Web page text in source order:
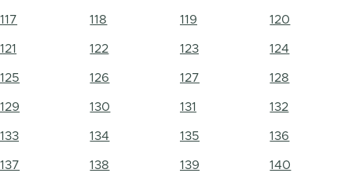
117 118 119 120
121 122 123 124
125 126 127 128
129 130 131 132
133 134 135 136
137 138 139 140